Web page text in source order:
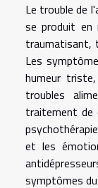
Le trouble de
se produit en
traumatisant,
Les
humeur
troubles
traitement de
et les
symptômes